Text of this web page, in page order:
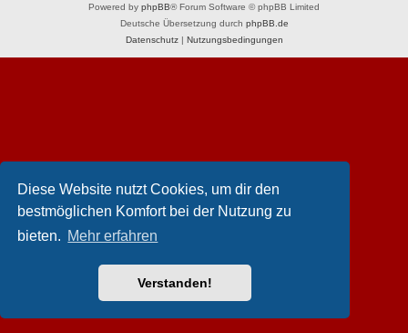
Diese Website nutzt Cookies, um dir den
bestmöglichen Komfort bei der Nutzung zu
bieten. Mehr erfahren
Verstanden!
Powered by phpBB® Forum Software © phpBB Limited
Deutsche Übersetzung durch phpBB.de
Datenschutz| Nutzungsbedingungen